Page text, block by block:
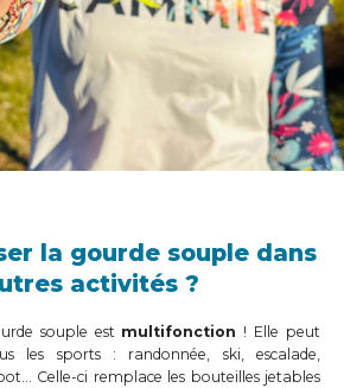
la gourde souple dans
activités ?
souple est multifonction ! Elle peut
les sports : randonnée, ski, escalade,
Celle-ci remplace les bouteilles jetables